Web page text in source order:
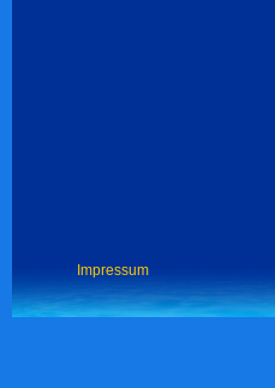
Impressum